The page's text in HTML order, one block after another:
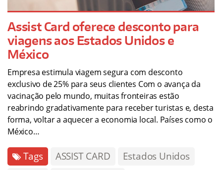
Assist Card oferece desconto para
viagens aos Estados Unidos e
México
Empresa estimula viagem segura com desconto
exclusivo de 25% para seus clientes Com o avança da
vacinação pelo mundo, muitas fronteiras estão
reabrindo gradativamente para receber turistas e, desta
forma, voltar a aquecer a economia local. Países como o
México…
Tags ASSIST CARD
Estados Unidos